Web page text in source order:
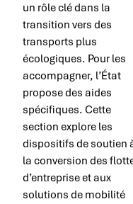
un rôle clé dans la
transition vers des
transports plus
écologiques. Pour les
accompagner, l’État
propose des aides
spécifiques. Cette
section explore les
dispositifs de soutien
la conversion des
d’entreprise et aux
solutions de mobilité